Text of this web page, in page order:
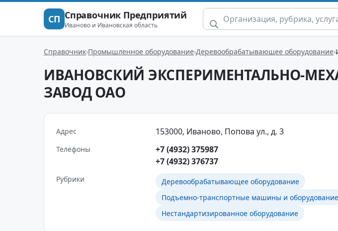
СП Справочник Предприятий
Иваново и Ивановская область
Справочник Промышленное оборудование Деревообрабатывающее оборудование
ИВАНОВСКИЙ ЭКСПЕРИМЕНТАЛЬНО-
ЗАВОД ОАО
Адрес 153000, Иваново, Попова ул., д. 3
Телефоны
+7 (4932) 375987
+7 (4932) 376737
Рубрики
Деревообрабатывающее оборудование
Подъемно-транспортные машины и оборудование
Нестандартизированное оборудование